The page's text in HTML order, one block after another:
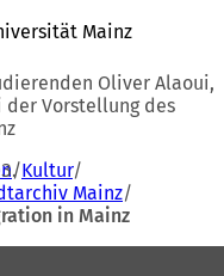
Mainz
Oliver Alaoui,
Vorstellung des
Kultur
Mainz
in Mainz